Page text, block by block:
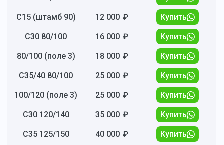
С15 (штамб 90) 12 000 ₽ Купить
С30 80/100 16 000 ₽ Купить
80/100 (поле 3) 18 000 ₽ Купить
С35/40 80/100 25 000 ₽ Купить
100/120 (поле 3) 25 000 ₽ Купить
С30 120/140 35 000 ₽ Купить
С35 125/150 40 000 ₽
Купить